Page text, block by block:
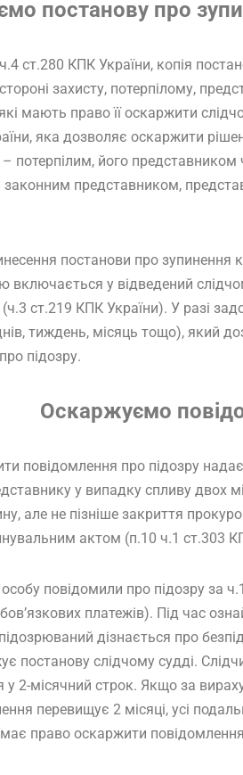
постанову про
ст.280 КПК України, копія
захисту, потерпілому,
мають право її оскаржити
яка дозволяє оскаржити
– потерпілим, його
представником,
постанови про зупинення
включається у відведений
ст.219 КПК України). У разі
тиждень, місяць тощо), який
підозру.
Оскаржуємо
повідомлення про підозру
у випадку спливу двох
але не пізніше закриття
актом (п.10 ч.1 ст.303
повідомили про підозру за
платежів). Під час
дізнається про
постанову слідчому судді.
у 2-місячний строк. Якщо за
перевищує 2 місяці, усі
право оскаржити